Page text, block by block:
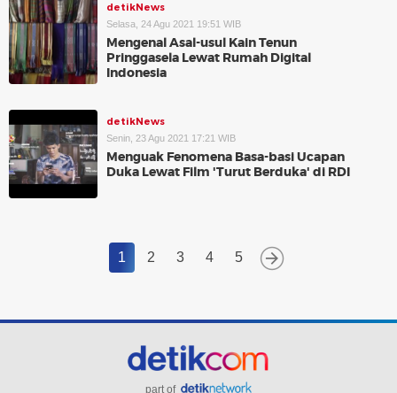
detikNews
Selasa, 24 Agu 2021 19:51 WIB
Mengenal Asal-usul Kain Tenun
Pringgasela Lewat Rumah Digital
Indonesia
detikNews
Senin, 23 Agu 2021 17:21 WIB
Menguak Fenomena Basa-basi Ucapan
Duka Lewat Film 'Turut Berduka' di RDI
1 2 3 4 5
part of